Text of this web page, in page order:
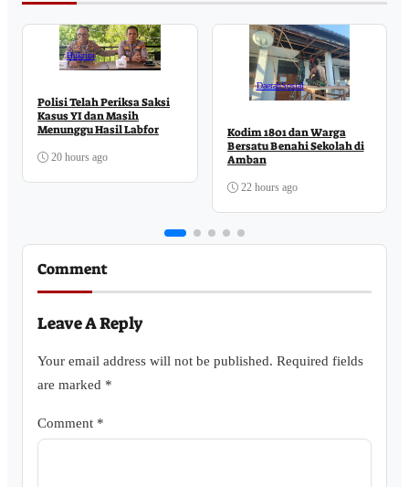
Hukrim
Polisi Telah Periksa Saksi
Kasus YI dan Masih
Menunggu Hasil Labfor
20 hours ago
DaerahSosial
Kodim 1801 dan Warga
Bersatu Benahi Sekolah di
Amban
22 hours ago
Comment
Leave A Reply
Your email address will not be published. Required fields
are marked *
Comment *